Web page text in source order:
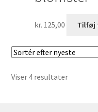
kr. 125,00 Tilføj
Viser 4 resultaterSorteret